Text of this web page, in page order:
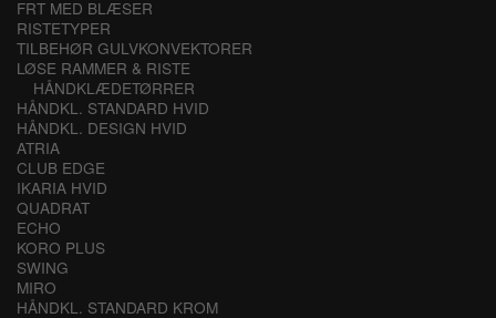
FRT MED BLÆSER
RISTETYPER
TILBEHØR GULVKONVEKTORER
LØSE RAMMER & RISTE
HÅNDKLÆDETØRRER
HÅNDKL. STANDARD HVID
HÅNDKL. DESIGN HVID
ATRIA
CLUB EDGE
IKARIA HVID
QUADRAT
ECHO
KORO PLUS
SWING
MIRO
HÅNDKL. STANDARD KROM